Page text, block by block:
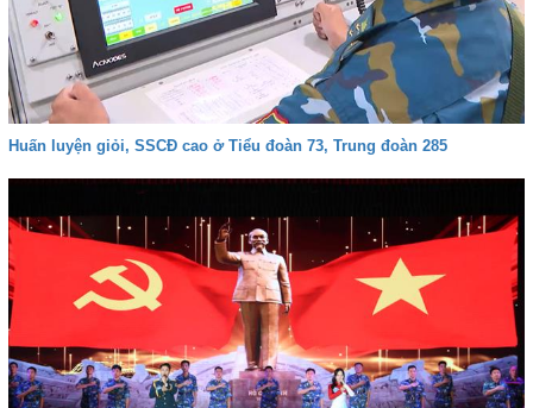
Huấn luyện giỏi, SSCĐ cao ở Tiểu đoàn 73, Trung đoàn 285